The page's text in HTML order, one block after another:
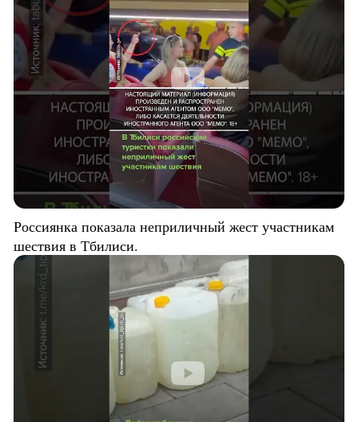
Россиянка показала неприличный жест участникам
шествия в Тбилиси.